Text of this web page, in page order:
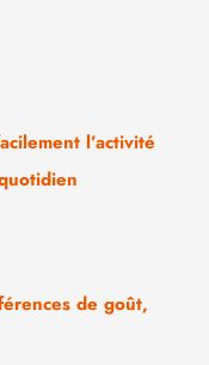
l’activité
de goût,